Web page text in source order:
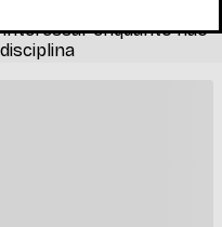
enquanto não